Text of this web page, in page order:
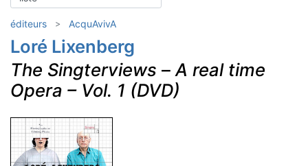
éditeurs AcquAvivA
Loré Lixenberg
The Singterviews – A real time
Opera – Vol. 1 (DVD)